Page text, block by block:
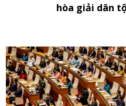
hòa giải dân